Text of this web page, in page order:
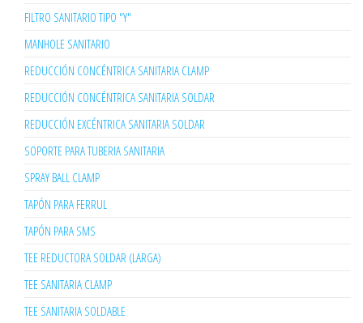
FILTRO SANITARIO TIPO "Y"
MANHOLE SANITARIO
REDUCCIÓN CONCÉNTRICA SANITARIA CLAMP
REDUCCIÓN CONCÉNTRICA SANITARIA SOLDAR
REDUCCIÓN EXCÉNTRICA SANITARIA SOLDAR
SOPORTE PARA TUBERIA SANITARIA
SPRAY BALL CLAMP
TAPÓN PARA FERRUL
TAPÓN PARA SMS
TEE REDUCTORA SOLDAR (LARGA)
TEE SANITARIA CLAMP
TEE SANITARIA SOLDABLE